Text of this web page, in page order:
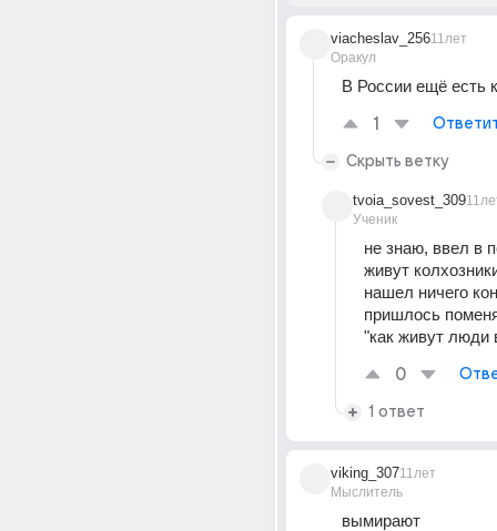
viacheslav_256
Оракул
11лет
В России ещё есть
1
Скрыть ветку
tvoia_sovest_309
Ученик
не знаю, ввел в
живут
нашел ничего
пришлось
"как живут люди
0
1 ответ
viking_307
Мыслитель
11лет
вымирают